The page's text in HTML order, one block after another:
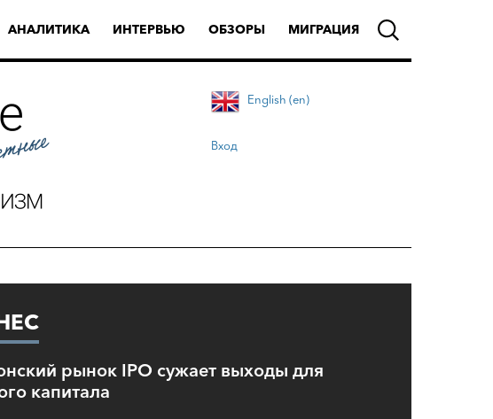
АНАЛИТИКА ИНТЕРВЬЮ ОБЗОРЫ МИГРАЦИЯ
English (en)
Вход
рынок IPO сужает выходы для
капитала